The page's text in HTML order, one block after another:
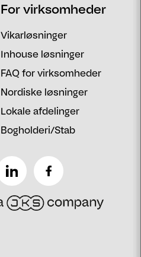
Postnummer
For virksomheder
Vikarløsninger
Inhouse løsninger
FAQ for virksomheder
Nordiske løsninger
Lokale afdelinger
Bogholderi/Stab